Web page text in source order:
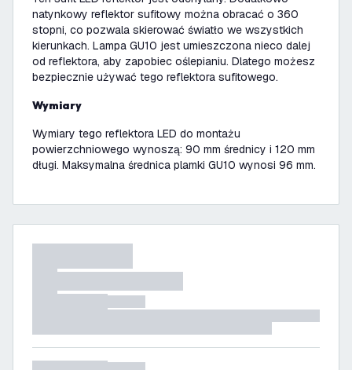
natynkowy reflektor sufitowy można obracać o 360
stopni, co pozwala skierować światło we wszystkich
kierunkach. Lampa GU10 jest umieszczona nieco dalej
od reflektora, aby zapobiec oślepianiu. Dlatego możesz
bezpiecznie używać tego reflektora sufitowego.
Wymiary
Wymiary tego reflektora LED do montażu
powierzchniowego wynoszą: 90 mm średnicy i 120 mm
długi. Maksymalna średnica plamki GU10 wynosi 96 mm.